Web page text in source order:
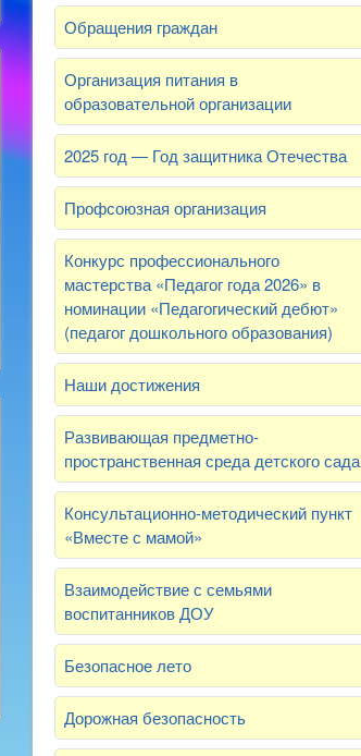
Обращения граждан
Организация питания в
образовательной организации
2025 год — Год защитника Отечества
Профсоюзная организация
Конкурс профессионального
мастерства «Педагог года 2026» в
номинации «Педагогический дебют»
(педагог дошкольного образования)
Наши достижения
Развивающая предметно-
пространственная среда детского сада
Консультационно-методический пункт
«Вместе с мамой»
Взаимодействие с семьями
воспитанников ДОУ
Безопасное лето
Дорожная безопасность